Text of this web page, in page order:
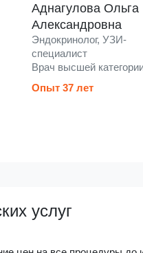
Аднагулова Ольга
Александровна
Эндокринолог, УЗИ-
специалист
Врач высшей
Опыт 37 лет
услуг